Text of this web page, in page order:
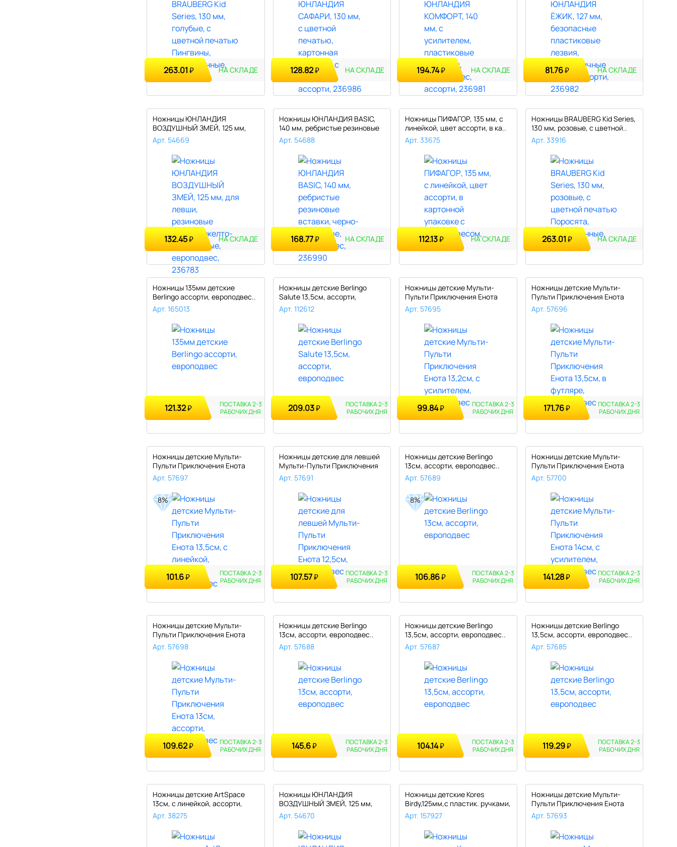
263.01 ₽ НА СКЛАДЕ 128.82₽ НА СКЛАДЕ 194.74₽ НА СКЛАДЕ 81.76₽ НА СКЛАДЕ
Ножницы ЮНЛАНДИЯ
ВОЗДУШНЫЙ ЗМЕЙ, 125 мм,
для левши, рез..
Арт. 54669
132.45₽ НА СКЛАДЕ
Ножницы ЮНЛАНДИЯ BASIC,
140 мм, ребристые резиновые
вст..
Арт. 54688
168.77₽ НА СКЛАДЕ
Ножницы ПИФАГОР, 135 мм, с
линейкой, цвет ассорти, в ка..
Арт. 33675
112.13₽ НА СКЛАДЕ
Ножницы BRAUBERG Kid Series,
130 мм, розовые, с цветной..
Арт. 33916
263.01₽ НА СКЛАДЕ
Ножницы 135мм детские
Berlingo ассорти, европодвес..
Арт. 165013
121.32₽
ПОСТАВКА 2-3
РАБОЧИХДНЯ
Ножницы детские Berlingo
Salute 13,5см, ассорти,
европо..
Арт. 112612
209.03₽
ПОСТАВКА 2-3
РАБОЧИХДНЯ
Ножницы детские Мульти-
Пульти Приключения Енота
13,2см,..
Арт. 57695
99.84₽
ПОСТАВКА 2-3
РАБОЧИХДНЯ
Ножницы детские Мульти-
Пульти Приключения Енота
13,5см,..
Арт. 57696
171.76₽
ПОСТАВКА 2-3
РАБОЧИХДНЯ
Ножницы детские Мульти-
Пульти Приключения Енота
13,5см,..
Арт. 57697
8%
101.6₽
ПОСТАВКА 2-3
РАБОЧИХДНЯ
Ножницы детские для левшей
Мульти-Пульти Приключения
Ен..
Арт. 57691
107.57₽
ПОСТАВКА 2-3
РАБОЧИХДНЯ
Ножницы детские Berlingo
13см, ассорти, европодвес..
Арт. 57689
8%
106.86₽
ПОСТАВКА 2-3
РАБОЧИХДНЯ
Ножницы детские Мульти-
Пульти Приключения Енота
14см, с..
Арт. 57700
141.28₽
ПОСТАВКА 2-3
РАБОЧИХДНЯ
Ножницы детские Мульти-
Пульти Приключения Енота
13см, а..
Арт. 57698
109.62₽
ПОСТАВКА 2-3
РАБОЧИХДНЯ
Ножницы детские Berlingo
13см, ассорти, европодвес..
Арт. 57688
145.6₽
ПОСТАВКА 2-3
РАБОЧИХДНЯ
Ножницы детские Berlingo
13,5см, ассорти, европодвес..
Арт. 57687
104.14₽
ПОСТАВКА 2-3
РАБОЧИХДНЯ
Ножницы детские Berlingo
13,5см, ассорти, европодвес..
Арт. 57685
119.29₽
ПОСТАВКА 2-3
РАБОЧИХДНЯ
Ножницы детские ArtSpace
13см, с линейкой, ассорти,
ПВХ..
Арт. 38275
Ножницы ЮНЛАНДИЯ
ВОЗДУШНЫЙ ЗМЕЙ, 125 мм,
для правши, ре..
Арт. 54670
Ножницы детские Kores
Birdy,125мм,с пластик. ручками,
т..
Арт. 157927
Ножницы детские Мульти-
Пульти Приключения Енота
12,8см,..
Арт. 57693